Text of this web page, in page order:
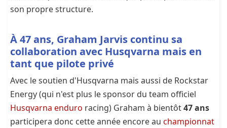
son propre structure.
À 47 ans, Graham Jarvis continu sa
collaboration avec Husqvarna mais en
tant que pilote privé
Avec le soutien d'Husqvarna mais aussi de Rockstar
Energy (qui n'est plus le sponsor du team officiel
Husqvarna enduro racing) Graham à bientôt47 ans
participera donc cette année encore au championnat